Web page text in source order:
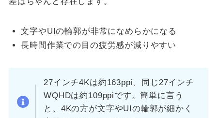
文字やUIの輪郭が非常になめらかになる
長時間作業での目の疲労感が減りやすい
27インチ4Kは約163ppi、同じ27インチ
WQHDは約109ppiです。簡単に言う
と、4Kの方が文字やUIの輪郭が細かく